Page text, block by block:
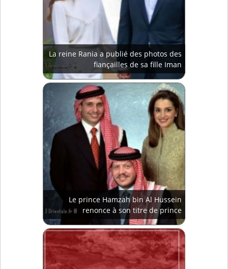
La reine Rania a publié des photos des
fiançailles de sa fille Iman
Le prince Hamzah bin Al Hussein
renonce à son titre de prince